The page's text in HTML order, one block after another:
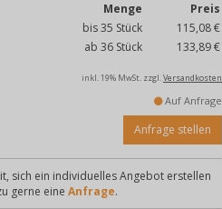
Menge
Preis
bis 35 Stück
115,08 €
ab 36 Stück
133,89 €
inkl. 19% MwSt. zzgl.Versandkosten
Auf Anfrage
Anfrage stellen
sich ein individuelles Angebot erstellen
gerne eine Anfrage.